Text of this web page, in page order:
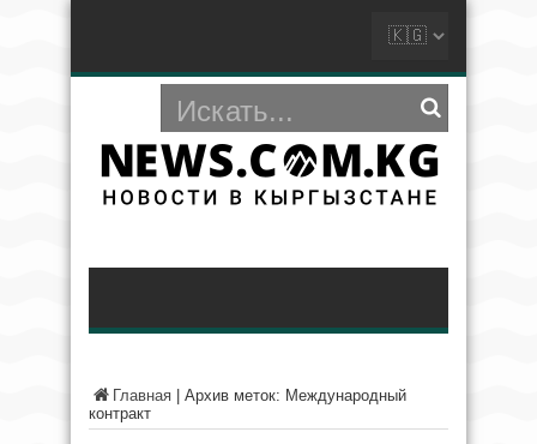
Главная
Архив меток: Международный
контракт